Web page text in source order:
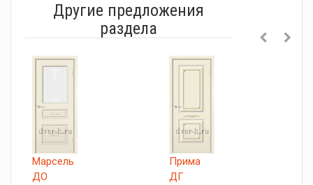
Другие предложения
раздела
Марсель
ДО
Прима
ДГ